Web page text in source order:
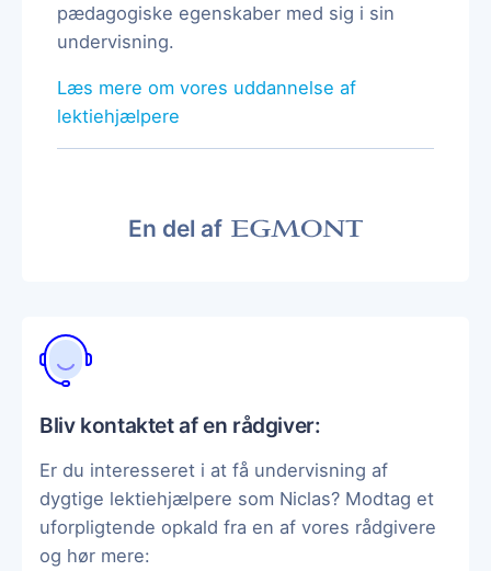
pædagogiske egenskaber med sig i sin
undervisning.
Læs mere om vores uddannelse af
lektiehjælpere
En del af
Bliv kontaktet af en rådgiver:
Er du interesseret i at få undervisning af
dygtige lektiehjælpere som Niclas? Modtag et
uforpligtende opkald fra en af vores rådgivere
og hør mere: